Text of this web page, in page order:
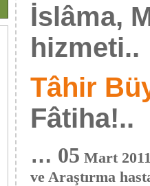
İslâma,
hizmeti..
Tâhir
Fâtiha!..
… 05 Mart
ve Araştırma